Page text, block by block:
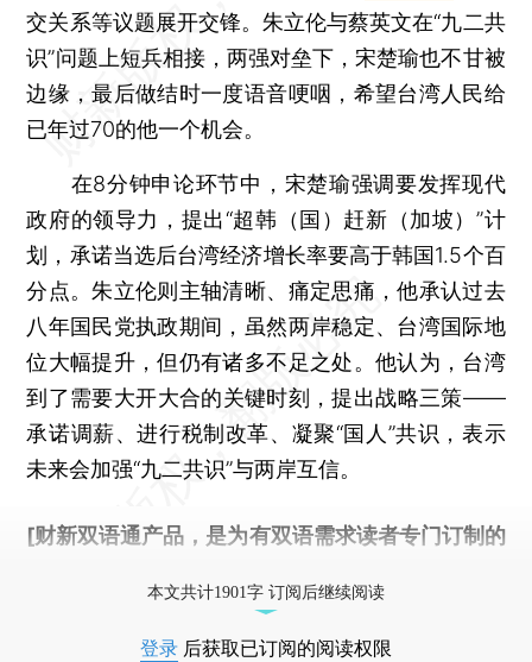
交关系等议题展开交锋。朱立伦与蔡英文在“九二共
识”问题上短兵相接，两强对垒下，宋楚瑜也不甘被
边缘，最后做结时一度语音哽咽，希望台湾人民给
已年过70的他一个机会。
在8分钟申论环节中，宋楚瑜强调要发挥现代
政府的领导力，提出“超韩（国）赶新（加坡）”计
划，承诺当选后台湾经济增长率要高于韩国1.5个百
分点。朱立伦则主轴清晰、痛定思痛，他承认过去
八年国民党执政期间，虽然两岸稳定、台湾国际地
位大幅提升，但仍有诸多不足之处。他认为，台湾
到了需要大开大合的关键时刻，提出战略三策——
承诺调薪、进行税制改革、凝聚“国人”共识，表示
未来会加强“九二共识”与两岸互信。
[财新双语通产品，是为有双语需求读者专门订制的
本文共计1901字 订阅后继续阅读
登录 后获取已订阅的阅读权限